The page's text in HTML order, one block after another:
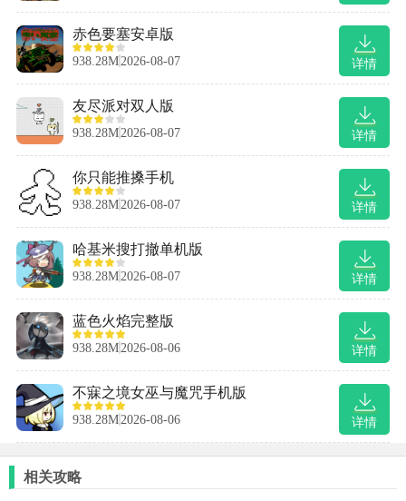
详情
赤色要塞安卓版
938.28M 2026-08-07
详情
友尽派对双人版
938.28M 2026-08-07
详情
你只能推搡手机
938.28M 2026-08-07
详情
哈基米搜打撤单机版
938.28M 2026-08-07
详情
蓝色火焰完整版
938.28M 2026-08-06
详情
不寐之境女巫与魔咒手机版
938.28M 2026-08-06
相关攻略